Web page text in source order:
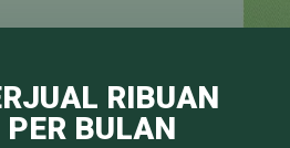
RIBUAN
PER BULAN